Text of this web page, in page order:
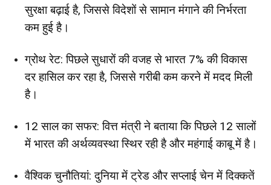
सुरक्षा बढ़ाई है, जिससे विदेशों से सामान मंगाने की निर्भरता
कम हुई है।
ग्रोथ रेट: पिछले सुधारों की वजह से भारत 7% की विकास
दर हासिल कर रहा है, जिससे गरीबी कम करने में मदद मिली
है।
12 साल का सफर: वित्त मंत्री ने बताया कि पिछले 12 सालों
में भारत की अर्थव्यवस्था स्थिर रही है और महंगाई काबू में है।
वैश्विक चुनौतियां: दुनिया में ट्रेड और सप्लाई चेन में दिक्कतें